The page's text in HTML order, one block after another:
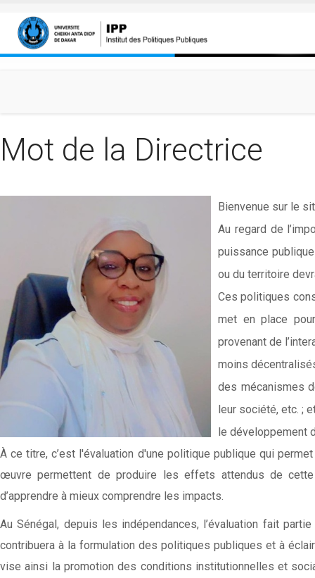
Mot de la Directrice
Bienvenue sur le
Au regard de
puissance
ou du territoire
Ces politiques
met en place
provenant de
moins
des mécanismes
leur société, etc. ;
le développement
À ce titre, c’est l'évaluation d'une politique publique qui
œuvre permettent de produire les effets attendus de
d’apprendre à mieux comprendre les impacts.
Au Sénégal, depuis les indépendances, l’évaluation fait
contribuera à la formulation des politiques publiques et à
vise ainsi la promotion des conditions institutionnelles et